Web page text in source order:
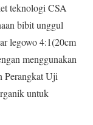
teknologi CSA
bibit unggul
legowo 4:1(20cm
menggunakan
Perangkat Uji
untuk